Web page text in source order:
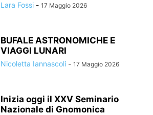
Lara Fossi - 17 Maggio 2026
BUFALE ASTRONOMICHE E
VIAGGI LUNARI
Nicoletta Iannascoli - 17 Maggio 2026
Inizia oggi il XXV Seminario
Nazionale di Gnomonica